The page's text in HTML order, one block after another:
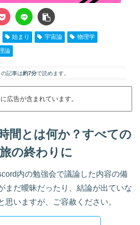
始まり 宇宙論
物理学
論
の記事は約7分で読めます。
広告が含まれています。
間とは何か？すべての
の終わりに
内の勉強会で議論した内容の備
まだ曖昧だったり、結論が出ていな
思いますが、ご容赦ください。